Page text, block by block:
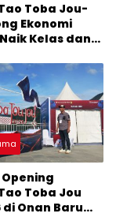
Toba Jou-
Ekonomi
Kelas dan
Toba Jou
di Onan Baru